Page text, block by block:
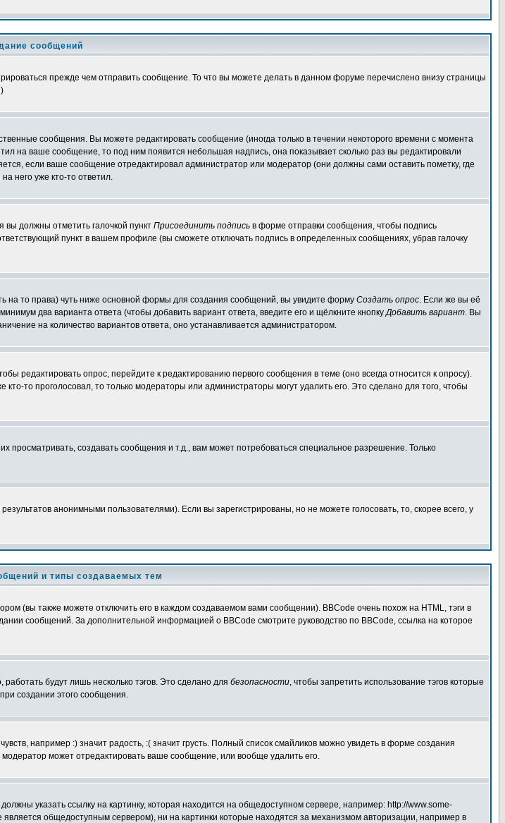
сообщений
прежде чем отправить сообщение. То что вы можете делать в данном форуме перечислено внизу страницы
)
сообщения. Вы можете редактировать сообщение (иногда только в течении некоторого времени с момента
на ваше сообщение, то под ним появится небольшая надпись, она показывает сколько раз вы редактировали
если ваше сообщение отредактировал администратор или модератор (они должны сами оставить пометку, где
него уже кто-то ответил.
должны отметить галочкой пункт Присоединить подпись в форме отправки сообщения, чтобы подпись
пункт в вашем профиле (вы сможете отключать подпись в определенных сообщениях, убрав галочку
на то права) чуть ниже основной формы для создания сообщений, вы увидите форму Создать опрос. Если же вы её
два варианта ответа (чтобы добавить вариант ответа, введите его и щёлкните кнопкуДобавить вариант. Вы
на количество вариантов ответа, оно устанавливается администратором.
редактировать опрос, перейдите к редактированию первого сообщения в теме (оно всегда относится к опросу).
то проголосовал, то только модераторы или администраторы могут удалить его. Это сделано для того, чтобы
создавать сообщения и т.д., вам может потребоваться специальное разрешение. Только
анонимными пользователями). Если вы зарегистрированы, но не можете голосовать, то, скорее всего, у
и типы создаваемых тем
(вы также можете отключить его в каждом создаваемом вами сообщении). BBCode очень похож на HTML, тэги в
сообщений. За дополнительной информацией о BBCode смотрите руководство по BBCode, ссылка на которое
будут лишь несколько тэгов. Это сделано для безопасности, чтобы запретить использование тэгов которые
создании этого сообщения.
например :) значит радость, :( значит грусть. Полный список смайликов можно увидеть в форме создания
может отредактировать ваше сообщение, или вообще удалить его.
указать ссылку на картинку, которая находится на общедоступном сервере, например: http://www.some-
общедоступным сервером), ни на картинки которые находятся за механизмом авторизации, например в